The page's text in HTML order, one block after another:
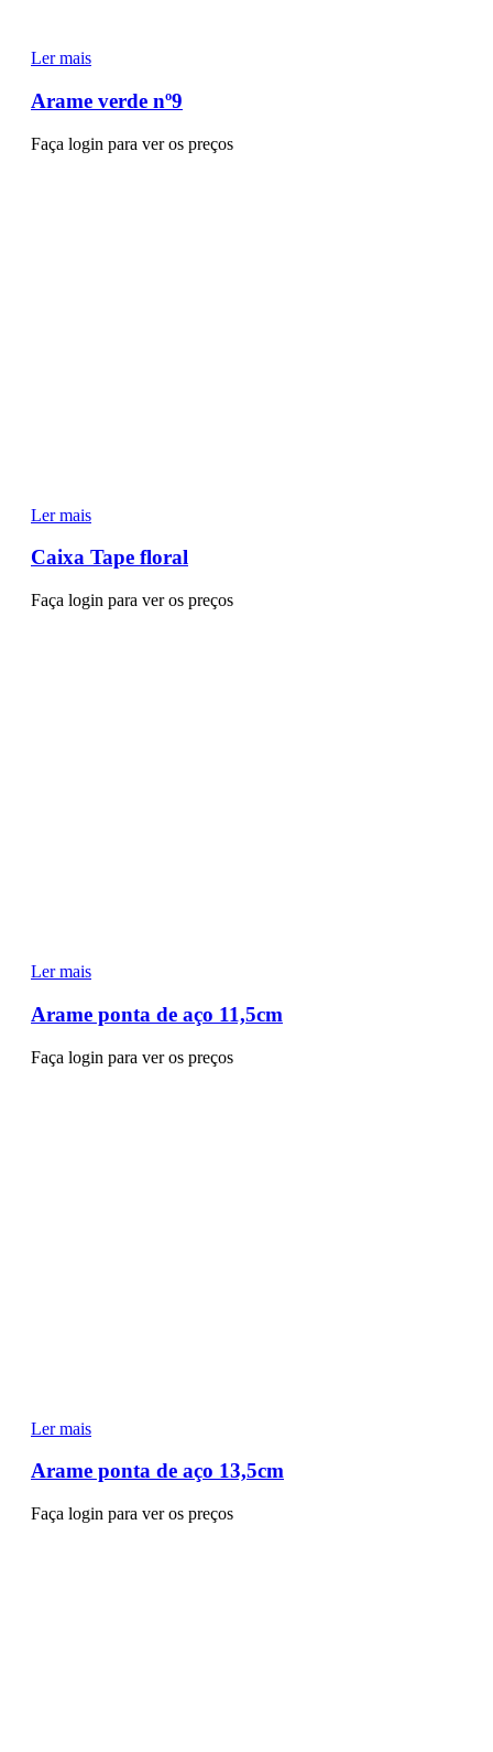
Ler mais
Arame verde nº9
Faça login para ver os preços
Ler mais
Caixa Tape floral
Faça login para ver os preços
Ler mais
Arame ponta de aço 11,5cm
Faça login para ver os preços
Ler mais
Arame ponta de aço 13,5cm
Faça login para ver os preços